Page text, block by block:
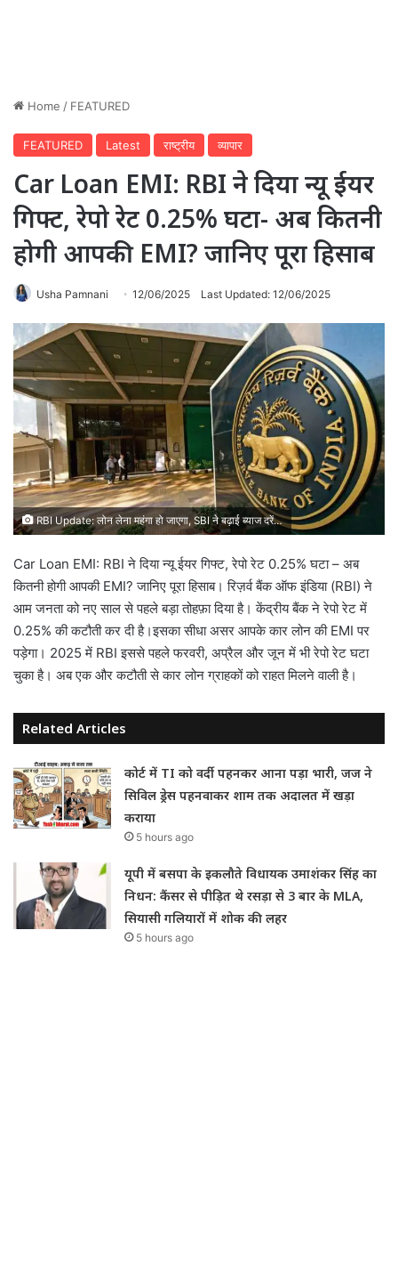
Home / FEATURED
FEATURED Latest राष्ट्रीय व्यापार
Car Loan EMI: RBI ने दिया न्यू ईयर
गिफ्ट, रेपो रेट 0.25% घटा- अब कितनी
होगी आपकी EMI? जानिए पूरा हिसाब
Usha Pamnani 12/06/2025 Last Updated: 12/06/2025
RBI Update: लोन लेना महंगा हो जाएगा, SBI ने बढ़ाई ब्याज दरें…
Car Loan EMI: RBI ने दिया न्यू ईयर गिफ्ट, रेपो रेट 0.25% घटा – अब
कितनी होगी आपकी EMI? जानिए पूरा हिसाब। रिज़र्व बैंक ऑफ इंडिया (RBI) ने
आम जनता को नए साल से पहले बड़ा तोहफ़ा दिया है। केंद्रीय बैंक ने रेपो रेट में
0.25% की कटौती कर दी है।इसका सीधा असर आपके कार लोन की EMI पर
पड़ेगा। 2025 में RBI इससे पहले फरवरी, अप्रैल और जून में भी रेपो रेट घटा
चुका है। अब एक और कटौती से कार लोन ग्राहकों को राहत मिलने वाली है।
Related Articles
कोर्ट में TI को वर्दी पहनकर आना पड़ा भारी, जज ने
सिविल ड्रेस पहनवाकर शाम तक अदालत में खड़ा
कराया
5 hours ago
यूपी में बसपा के इकलौते विधायक उमाशंकर सिंह का
निधन: कैंसर से पीड़ित थे रसड़ा से 3 बार के MLA,
सियासी गलियारों में शोक की लहर
5 hours ago